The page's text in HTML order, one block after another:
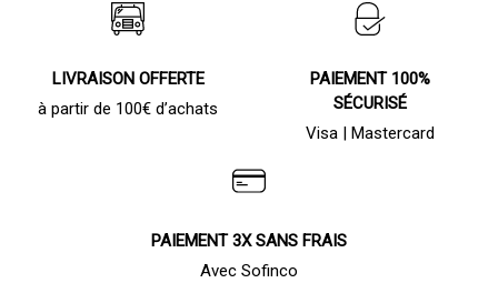
LIVRAISON OFFERTE
à partir de 100€ d’achats
PAIEMENT 100%
SÉCURISÉ
Visa | Mastercard
PAIEMENT 3X SANS FRAIS
Avec Sofinco